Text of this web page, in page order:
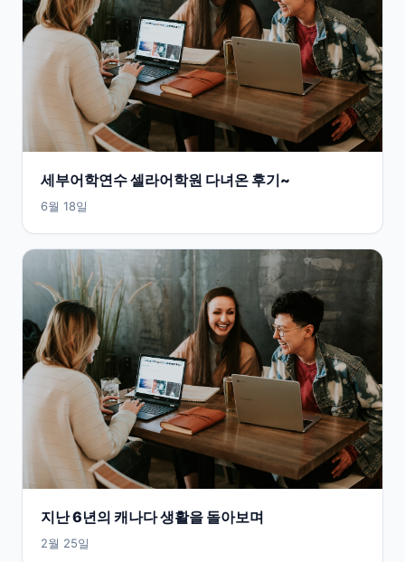
세부어학연수 셀라어학원 다녀온 후기~
6월 18일
지난 6년의 캐나다 생활을 돌아보며
2월 25일